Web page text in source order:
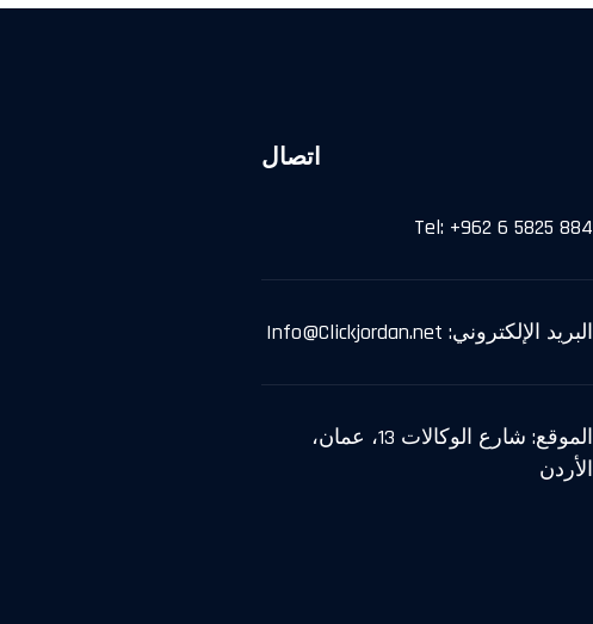
اتصال
Tel: +962 6 5825 884
البريد الإلكتروني: Info@Clickjordan.net
الموقع: شارع الوكالات 13، عمان،
الأردن